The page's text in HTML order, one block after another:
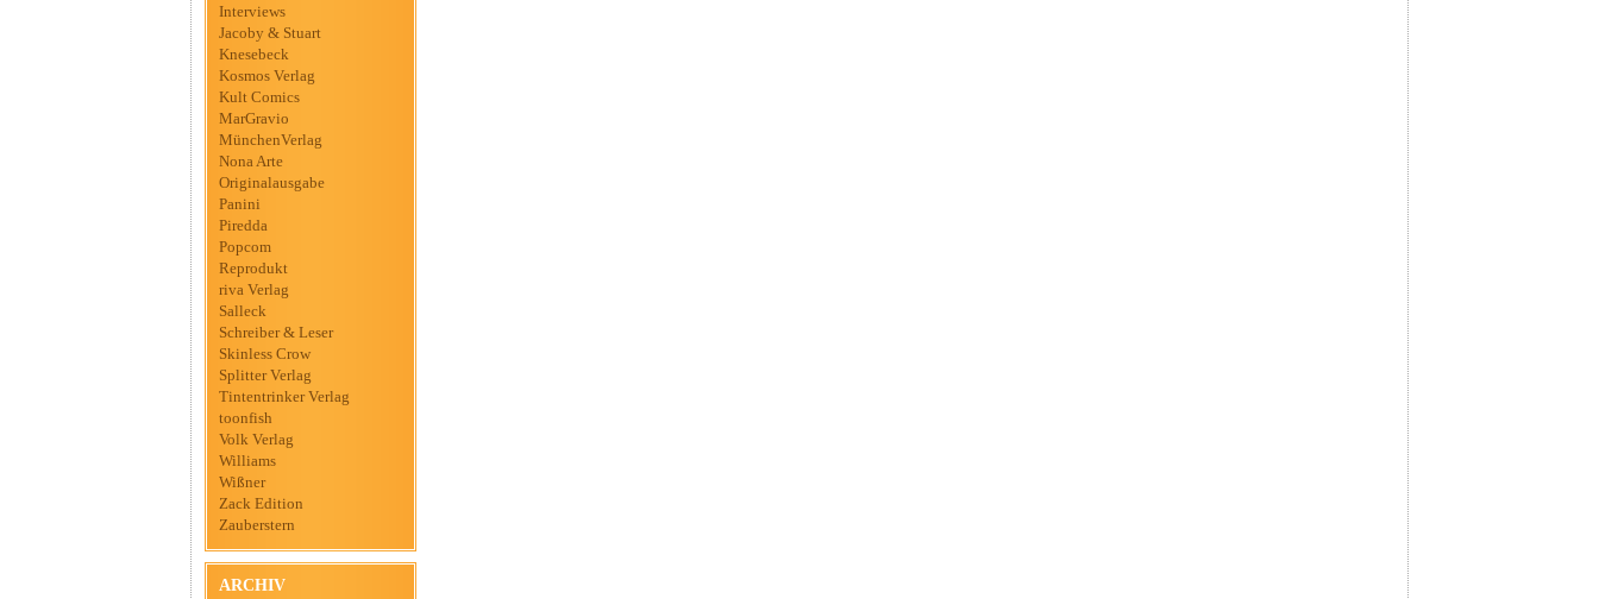
Interviews
Jacoby & Stuart
Knesebeck
Kosmos Verlag
Kult Comics
MarGravio
MünchenVerlag
Nona Arte
Originalausgabe
Panini
Piredda
Popcom
Reprodukt
riva Verlag
Salleck
Schreiber & Leser
Skinless Crow
Splitter Verlag
Tintentrinker Verlag
toonfish
Volk Verlag
Williams
Wißner
Zack Edition
Zauberstern
ARCHIV